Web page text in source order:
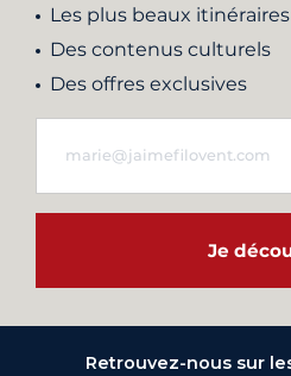
Les plus beaux
Des contenus culturels
Des offres exclusives
Je
Retrouvez-nous sur